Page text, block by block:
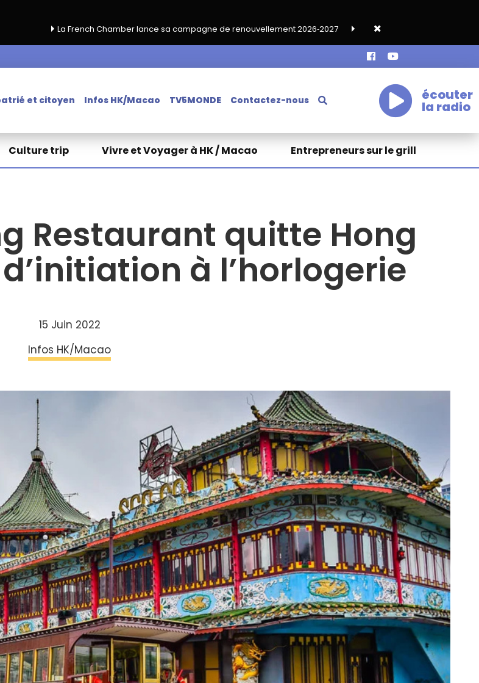
French Chamber lance sa campagne de renouvellement 2026‑2027
Grand café de rentrée HKA le vendredi 18
et citoyen Infos HK/Macao TV5MONDE Contactez-nous écouter
la radio
Culture trip Vivre et Voyager à HK / Macao Entrepreneurs sur le grill
Restaurant quitte Hong
à l’horlogerie
15 Juin 2022
Infos HK/Macao